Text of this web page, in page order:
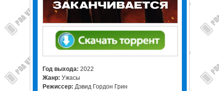
Год выхода: 2022
Жанр: Ужасы
Режиссер: Дэвид Гордон Грин